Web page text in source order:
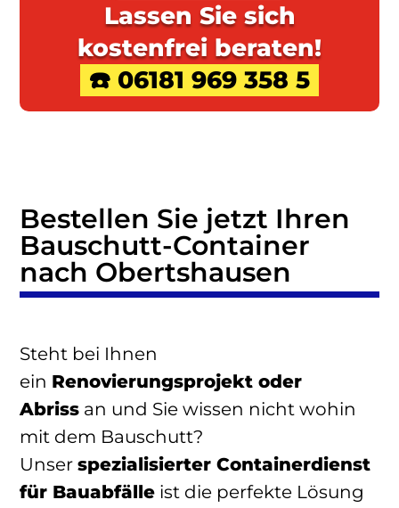
Lassen Sie sich
kostenfrei beraten!
☎️ 06181 969 358 5
Bestellen Sie jetzt Ihren
Bauschutt-Container
nach Obertshausen
Steht bei Ihnen
ein Renovierungsprojekt oder
Abriss an und Sie wissen nicht wohin
mit dem Bauschutt?
Unser spezialisierter Containerdienst
für Bauabfälle ist die perfekte Lösung